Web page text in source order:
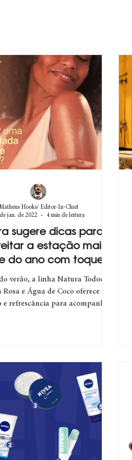
sugere dicas para
a estação mais
do ano com toques
amor-próprio diário
verão, a linha Natura Tododia
Rosa e Água de Coco oferece
refrescância para acompanhar
Hooks/ Editor-In-Chief
jan. de 2022
4 min de leitura